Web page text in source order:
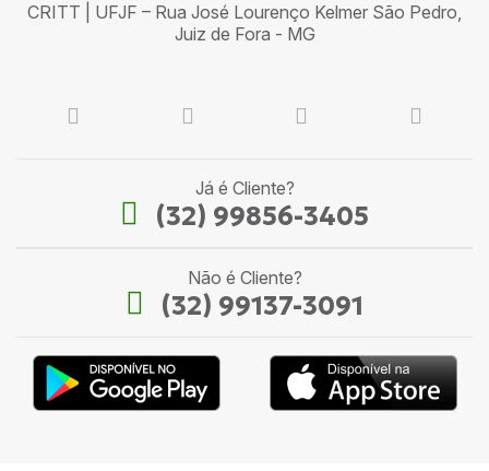
CRITT | UFJF – Rua José Lourenço Kelmer São Pedro,
Juiz de Fora - MG
Já é Cliente?
(32) 99856-3405
Não é Cliente?
(32) 99137-3091